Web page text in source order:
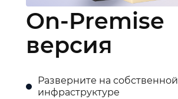
On-Premise
версия
Разверните на собственной
инфраструктуре